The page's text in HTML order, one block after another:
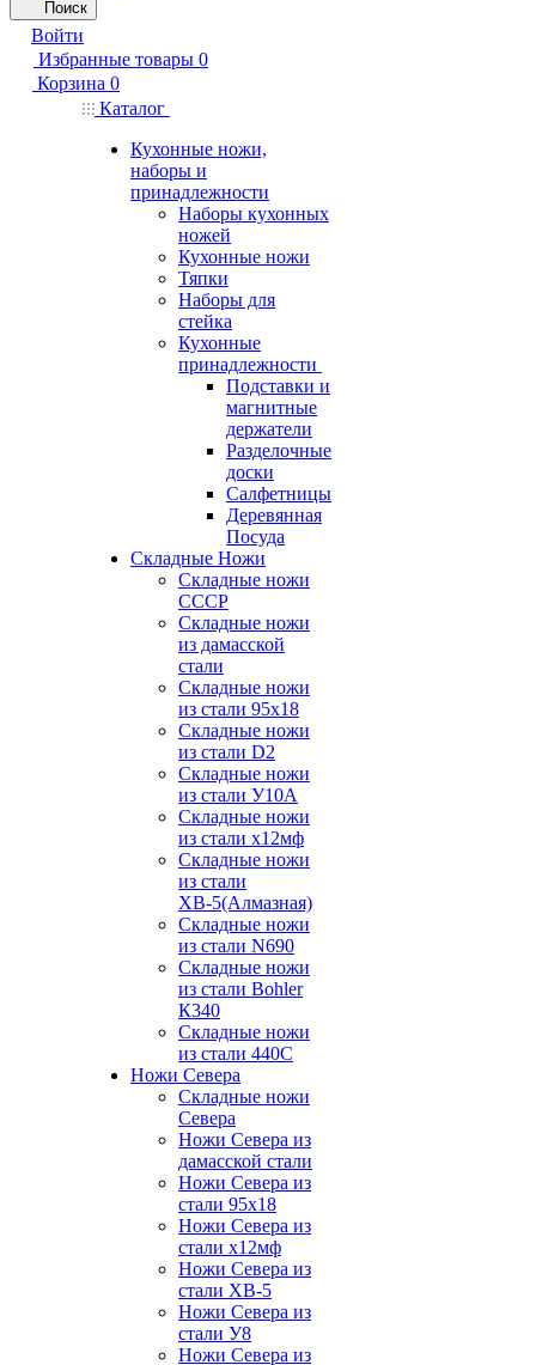
Поиск
Войти
Избранные товары 0
Корзина 0
Каталог
Кухонные ножи,
наборы и
принадлежности
Наборы кухонных
ножей
Кухонные ножи
Тяпки
Наборы для
стейка
Кухонные
принадлежности
Подставки и
магнитные
держатели
Разделочные
доски
Салфетницы
Деревянная
Посуда
Складные Ножи
Cкладные ножи
СССР
Складные ножи
из дамасской
стали
Складные ножи
из стали 95х18
Складные ножи
из стали D2
Складные ножи
из стали У10А
Складные ножи
из стали х12мф
Складные ножи
из стали
ХВ-5(Алмазная)
Складные ножи
из стали N690
Складные ножи
из стали Bohler
К340
Складные ножи
из стали 440С
Ножи Севера
Складные ножи
Севера
Ножи Севера из
дамасской стали
Ножи Севера из
стали 95х18
Ножи Севера из
стали х12мф
Ножи Севера из
стали ХВ-5
Ножи Севера из
стали У8
Ножи Севера из